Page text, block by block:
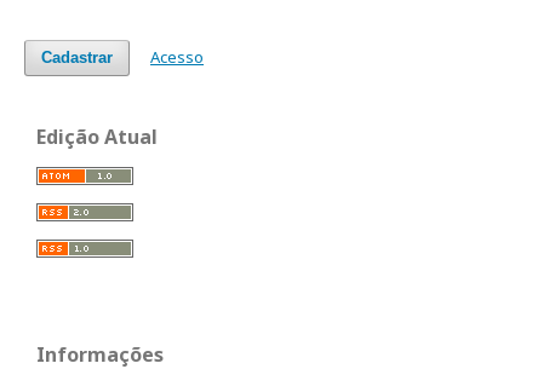
Cadastrar Acesso
Edição Atual
Informações